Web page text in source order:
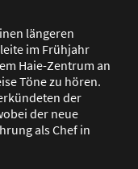
längeren
im Frühjahr
Haie-Zentrum an
Töne zu hören.
der
der neue
als Chef in